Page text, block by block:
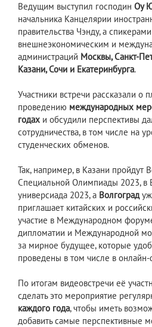
Ведущим выступил господин Оу
начальника Канцелярии
правительства Чэнду, а
внешнеэкономическим и
администраций Москвы, Санкт-
Казани, Сочи и Екатеринбурга.
Участники встречи рассказали о
проведению международных
годах и обсудили перспективы
сотрудничества, в том числе на
студенческих обменов.
Так, например, в Казани
Специальной Олимпиады 2023, в
универсиада 2023, а Волгоград
приглашает китайских и
участие в Международном
дипломатии и Международной
за мирное будущее, которые
проведены в том числе в
По итогам видеовстречи её
сделать это мероприятие
каждого года, чтобы иметь
добавить самые перспективные